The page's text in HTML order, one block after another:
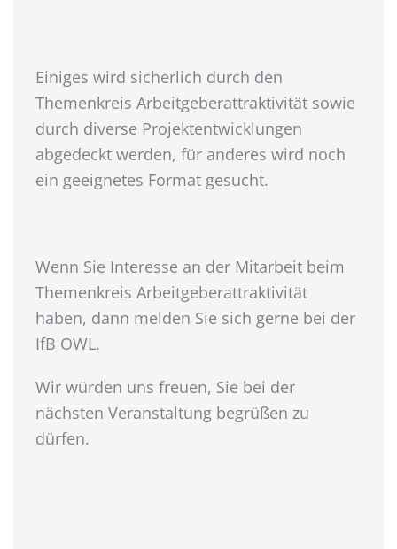
Einiges wird sicherlich durch den
Themenkreis Arbeitgeberattraktivität sowie
durch diverse Projektentwicklungen
abgedeckt werden, für anderes wird noch
ein geeignetes Format gesucht.
Wenn Sie Interesse an der Mitarbeit beim
Themenkreis Arbeitgeberattraktivität
haben, dann melden Sie sich gerne bei der
IfB OWL.
Wir würden uns freuen, Sie bei der
nächsten Veranstaltung begrüßen zu
dürfen.